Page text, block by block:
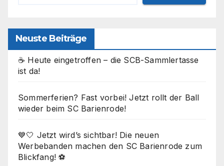
Neuste Beiträge
☕ Heute eingetroffen – die SCB-Sammlertasse
ist da!
Sommerferien? Fast vorbei! Jetzt rollt der Ball
wieder beim SC Barienrode!
💙🤍 Jetzt wird’s sichtbar! Die neuen
Werbebanden machen den SC Barienrode zum
Blickfang! ⚽